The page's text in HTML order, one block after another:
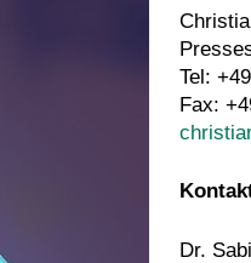
Tel:
Fax:
Dr.